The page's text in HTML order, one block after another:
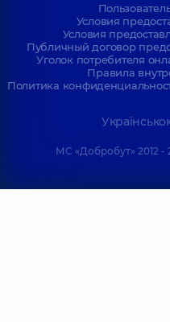
Условия
Условия
Публичный договор
Уголок потребителя
Правила
Политика
МС «Добробут» 2012